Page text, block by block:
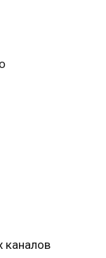
каналов